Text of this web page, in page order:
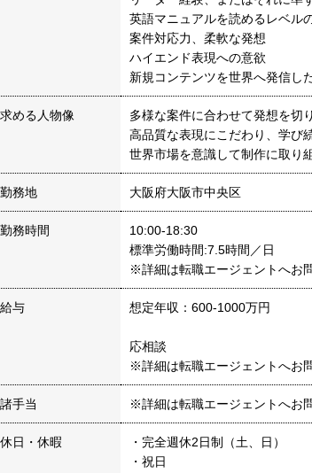
英語マニュアルを読めるレベル
案件対応力、柔軟な発想
ハイエンド表現への意欲
新規コンテンツを世界へ発信し
求める人物像
多様な案件に合わせて発想を切
高品質な表現にこだわり、学び
世界市場を意識して制作に取り
勤務地 大阪府大阪市中央区
勤務時間
10:00-18:30
標準労働時間:7.5時間／日
※詳細は転職エージェントへお
給与 想定年収：600-1000万円
応相談
※詳細は転職エージェントへお
諸手当 ※詳細は転職エージェントへお
休日・休暇
・完全週休2日制（土、日）
・祝日